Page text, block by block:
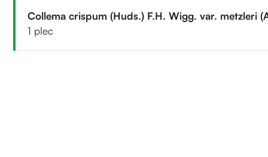
Collema crispum (Huds.) F.H. Wigg. var. metzleri
1 plec